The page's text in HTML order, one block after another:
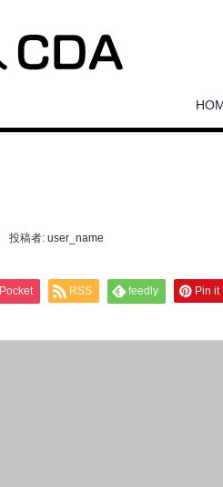
投稿者: user_name
Pocket RSS feedly Pin it